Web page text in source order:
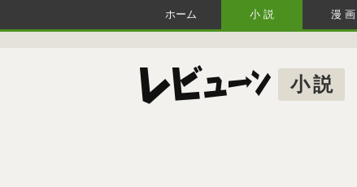
ホーム 小説 漫画
小説